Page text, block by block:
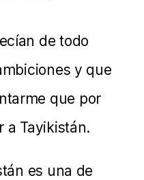
de todo
y que
que por
a Tayikistán.
es una de